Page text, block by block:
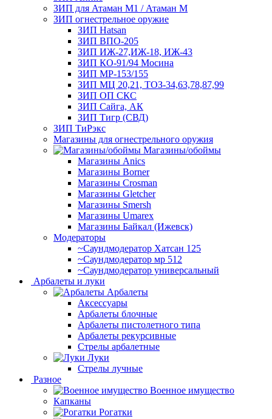
ЗИП для Атаман М1 / Атаман М
ЗИП огнестрельное оружие
ЗИП Hatsan
ЗИП ВПО-205
ЗИП ИЖ-27,ИЖ-18, ИЖ-43
ЗИП КО-91/94 Мосина
ЗИП МР-153/155
ЗИП МЦ 20,21, ТОЗ-34,63,78,87,99
ЗИП ОП СКС
ЗИП Сайга, АК
ЗИП Тигр (СВД)
ЗИП ТиРэкс
Магазины для огнестрельного оружия
Магазины/обоймы
Магазины Anics
Магазины Borner
Магазины Crosman
Магазины Gletcher
Магазины Smersh
Магазины Umarex
Магазины Байкал (Ижевск)
Модераторы
~Cаундмодератор Хатсан 125
~Саундмодератор мр 512
~Саундмодератор универсальный
Арбалеты и луки
Арбалеты
Аксессуары
Арбалеты блочные
Арбалеты пистолетного типа
Арбалеты рекурсивные
Стрелы арбалетные
Луки
Стрелы лучные
Разное
Военное имущество
Капканы
Рогатки